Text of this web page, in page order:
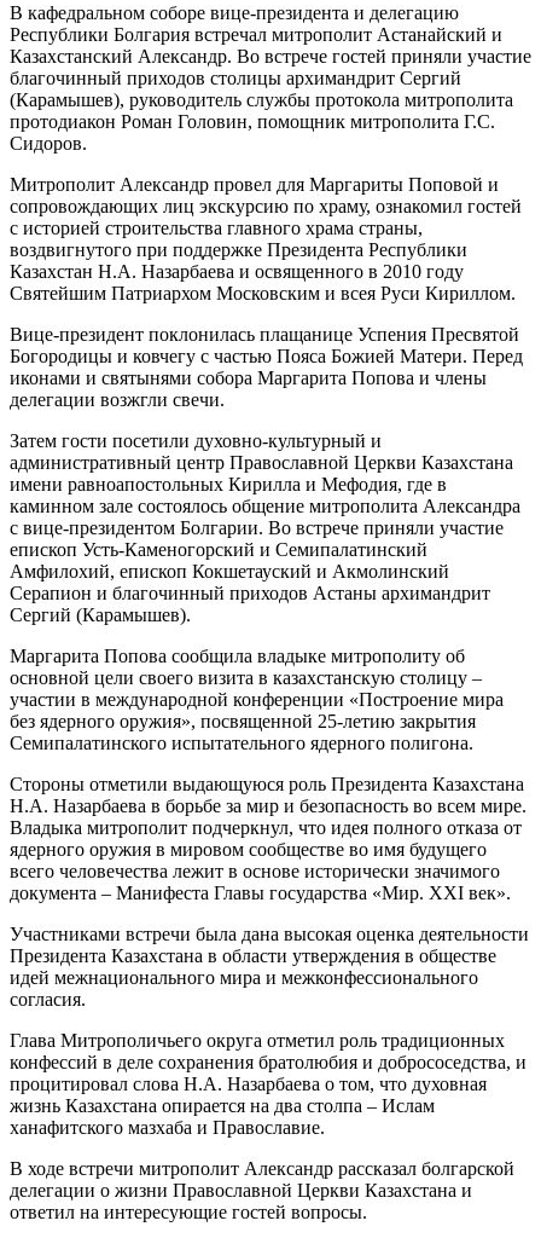
В кафедральном соборе вице-президента и делегацию
Республики Болгария встречал митрополит Астанайский и
Казахстанский Александр. Во встрече гостей приняли участие
благочинный приходов столицы архимандрит Сергий
(Карамышев), руководитель службы протокола митрополита
протодиакон Роман Головин, помощник митрополита Г.С.
Сидоров.
Митрополит Александр провел для Маргариты Поповой и
сопровождающих лиц экскурсию по храму, ознакомил гостей
с историей строительства главного храма страны,
воздвигнутого при поддержке Президента Республики
Казахстан Н.А. Назарбаева и освященного в 2010 году
Святейшим Патриархом Московским и всея Руси Кириллом.
Вице-президент поклонилась плащанице Успения Пресвятой
Богородицы и ковчегу с частью Пояса Божией Матери. Перед
иконами и святынями собора Маргарита Попова и члены
делегации возжгли свечи.
Затем гости посетили духовно-культурный и
административный центр Православной Церкви Казахстана
имени равноапостольных Кирилла и Мефодия, где в
каминном зале состоялось общение митрополита Александра
с вице-президентом Болгарии. Во встрече приняли участие
епископ Усть-Каменогорский и Семипалатинский
Амфилохий, епископ Кокшетауский и Акмолинский
Серапион и благочинный приходов Астаны архимандрит
Сергий (Карамышев).
Маргарита Попова сообщила владыке митрополиту об
основной цели своего визита в казахстанскую столицу –
участии в международной конференции «Построение мира
без ядерного оружия», посвященной 25-летию закрытия
Семипалатинского испытательного ядерного полигона.
Стороны отметили выдающуюся роль Президента Казахстана
Н.А. Назарбаева в борьбе за мир и безопасность во всем мире.
Владыка митрополит подчеркнул, что идея полного отказа от
ядерного оружия в мировом сообществе во имя будущего
всего человечества лежит в основе исторически значимого
документа – Манифеста Главы государства «Мир. XXI век».
Участниками встречи была дана высокая оценка деятельности
Президента Казахстана в области утверждения в обществе
идей межнационального мира и межконфессионального
согласия.
Глава Митрополичьего округа отметил роль традиционных
конфессий в деле сохранения братолюбия и добрососедства, и
процитировал слова Н.А. Назарбаева о том, что духовная
жизнь Казахстана опирается на два столпа – Ислам
ханафитского мазхаба и Православие.
В ходе встречи митрополит Александр рассказал болгарской
делегации о жизни Православной Церкви Казахстана и
ответил на интересующие гостей вопросы.